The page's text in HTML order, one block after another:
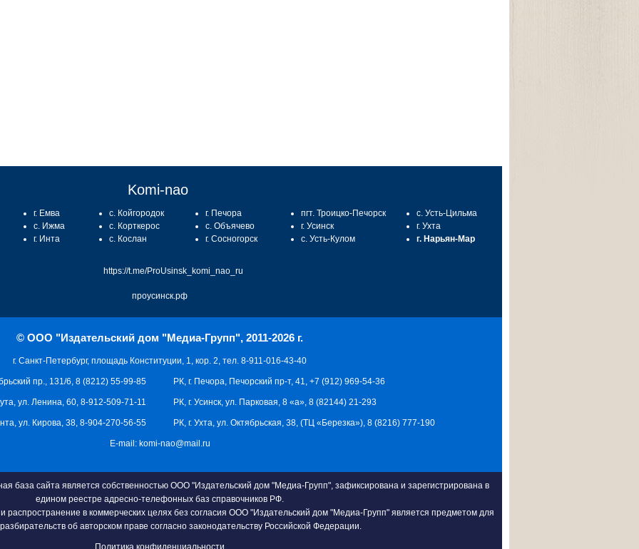
Komi-nao
г. Емва
с. Ижма
г. Инта
с. Койгородок
с. Корткерос
с. Кослан
г. Печора
с. Объячево
г. Сосногорск
пгт. Троицко-Печорск
г. Усинск
с. Усть-Кулом
с. Усть-Цильма
г. Ухта
г. Нарьян-Мар
https://t.me/ProUsinsk_komi_nao_ru
проусинск.рф
© ООО "Издательский дом "Медиа-Групп", 2011-2026 г.
г. Санкт-Петербург, площадь Конституции, 1, кор. 2, тел. 8-911-016-43-40
РК, г. Печора, Печорский пр-т, 41, +7 (912) 969-54-36
РК, г. Усинск, ул. Парковая, 8 «а», 8 (82144) 21-293
РК, г. Ухта, ул. Октябрьская, 38, (ТЦ «Березка»), 8 (8216) 777-190
пр., 131/6, 8 (8212) 55-99-85
ул. Ленина, 60, 8-912-509-71-11
ул. Кирова, 38, 8-904-270-56-55
E-mail: komi-nao@mail.ru
база сайта является собственностью ООО "Издательский дом "Медиа-Групп", зафиксирована и зарегистрирована в
едином реестре адресно-телефонных баз справочников РФ.
распространение в коммерческих целях без согласия ООО "Издательский дом "Медиа-Групп" является предметом для
об авторском праве согласно законодательству Российской Федерации.
Политика конфиденциальности